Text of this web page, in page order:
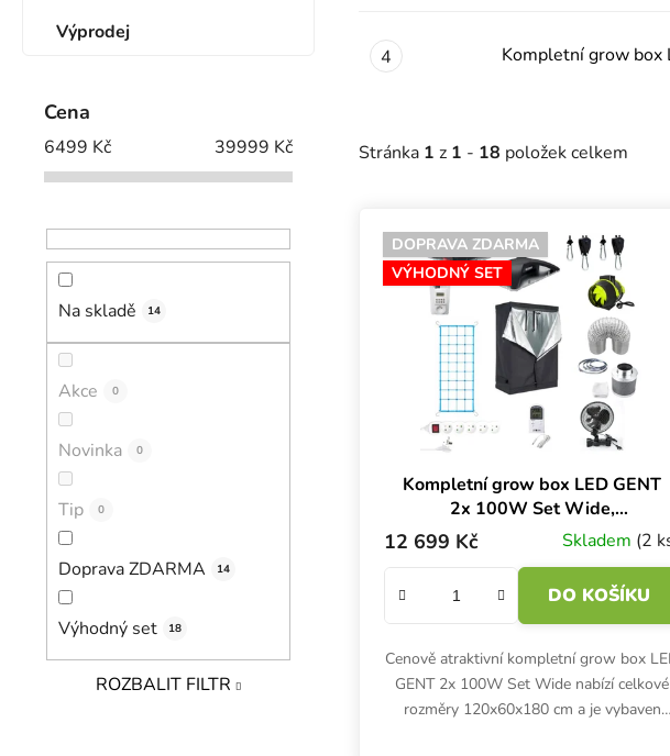
Výprodej
Cena
6499 Kč 39999 Kč
Na skladě 14
Akce 0
Novinka 0
Tip 0
Doprava ZDARMA 14
Výhodný set 18
ROZBALIT FILTR
Kompletní grow
Stránka 1 z 1 - 18 položek celkem
DOPRAVA ZDARMA
VÝHODNÝ SET
Kompletní grow box LED GENT
2x 100W Set Wide,
120x60x180 cm
Skladem (2
12 699 Kč
DO KOŠÍKU
Cenově atraktivní kompletní grow box
GENT 2x 100W Set Wide nabízí celkové
rozměry 120x60x180 cm a je vybaven